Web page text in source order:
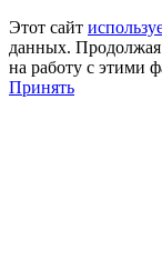
Этот сайт
данных. Продолжая
на работу с этими
Принять